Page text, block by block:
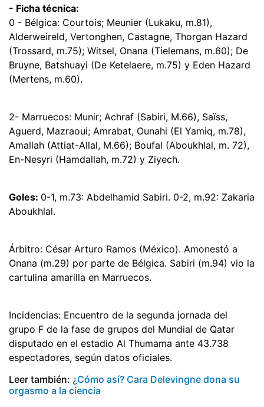
- Ficha técnica:
0 - Bélgica: Courtois; Meunier (Lukaku, m.81),
Alderweireld, Vertonghen, Castagne, Thorgan Hazard
(Trossard, m.75); Witsel, Onana (Tielemans, m.60); De
Bruyne, Batshuayi (De Ketelaere, m.75) y Eden Hazard
(Mertens, m.60).
2- Marruecos: Munir; Achraf (Sabiri, M.66), Saïss,
Aguerd, Mazraoui; Amrabat, Ounahi (El Yamiq, m.78),
Amallah (Attiat-Allal, M.66); Boufal (Aboukhlal, m. 72),
En-Nesyri (Hamdallah, m.72) y Ziyech.
Goles: 0-1, m.73: Abdelhamid Sabiri. 0-2, m.92: Zakaria
Aboukhlal.
Árbitro: César Arturo Ramos (México). Amonestó a
Onana (m.29) por parte de Bélgica. Sabiri (m.94) vio la
cartulina amarilla en Marruecos.
Incidencias: Encuentro de la segunda jornada del
grupo F de la fase de grupos del Mundial de Qatar
disputado en el estadio Al Thumama ante 43.738
espectadores, según datos oficiales.
Leer también: ¿Cómo así? Cara Delevingne dona su
orgasmo a la ciencia